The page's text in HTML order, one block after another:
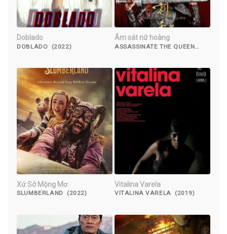
Doblado
DOBLADO (2022)
Ám sát nữ hoàng
ASSASSINATE THE QUEEN
Xứ Sở Mộng Mơ
SLUMBERLAND (2022)
Vitalina Varela
VITALINA VARELA (2019)